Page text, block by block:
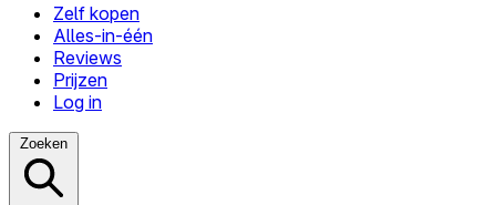
Zelf kopen
Alles-in-één
Reviews
Prijzen
Log in
Zoeken